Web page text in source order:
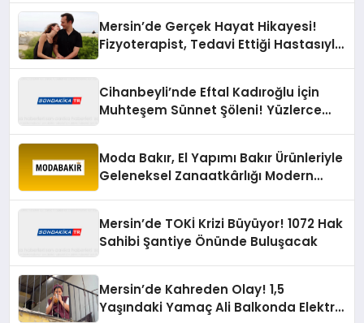
Mersin’de Gerçek Hayat Hikayesi!
Fizyoterapist, Tedavi Ettiği Hastasıyla
Cihanbeyli’nde Eftal Kadıroğlu İçin
Muhteşem Sünnet Şöleni! Yüzlerce
Moda Bakır, El Yapımı Bakır Ürünleriyle
Geleneksel Zanaatkârlığı Modern
Mersin’de TOKİ Krizi Büyüyor! 1072 Hak
Sahibi Şantiye Önünde Buluşacak
Mersin’de Kahreden Olay! 1,5
Yaşındaki Yamaç Ali Balkonda Elektrik